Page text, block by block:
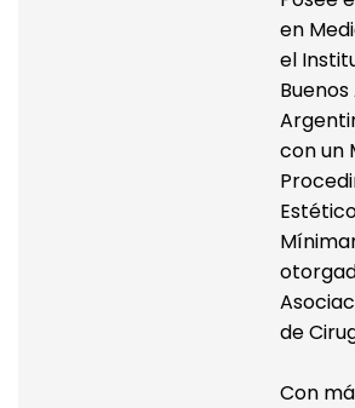
en
el
con un
de
Con